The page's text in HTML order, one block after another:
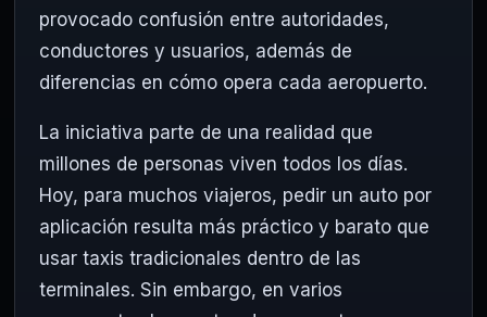
provocado confusión entre autoridades,
conductores y usuarios, además de
diferencias en cómo opera cada aeropuerto.
La iniciativa parte de una realidad que
millones de personas viven todos los días.
Hoy, para muchos viajeros, pedir un auto por
aplicación resulta más práctico y barato que
usar taxis tradicionales dentro de las
terminales. Sin embargo, en varios